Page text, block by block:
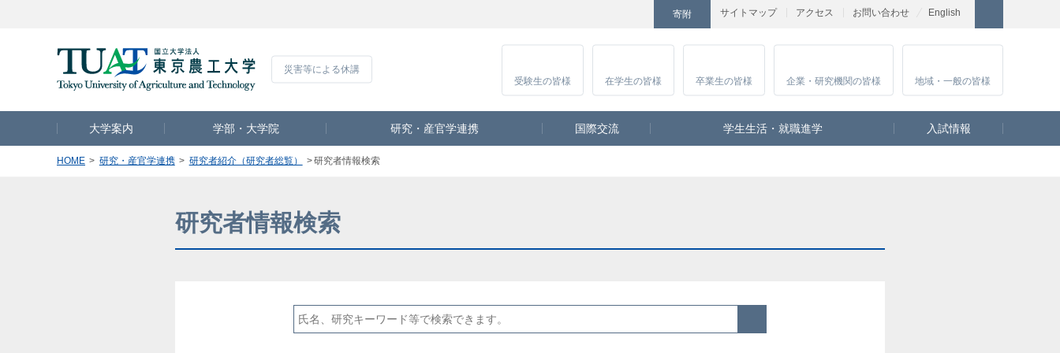
サイトマップ アクセス お問い合わせ
寄附 English
Instagram
災害等による休講
受験生の皆様 在学生の皆様 卒業生の皆様 企業・研究機関の皆様 地域・一般の皆様
大学案内 学部・大学院 研究・産官学連携 国際交流 学生生活・就職進学 入試情報
HOME 研究・産官学連携 研究者紹介（研究者総覧） 研究者情報検索
研究者情報検索